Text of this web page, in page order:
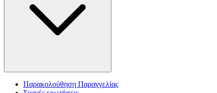
Παρακολούθηση Παραγγελίας